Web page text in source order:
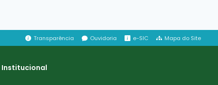
Transparência Ouvidoria e-SIC Mapa do Site
Institucional